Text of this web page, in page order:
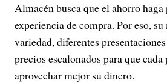
Almacén busca que el ahorro haga
experiencia de compra. Por eso,
variedad, diferentes
precios escalonados para que
aprovechar mejor su dinero.